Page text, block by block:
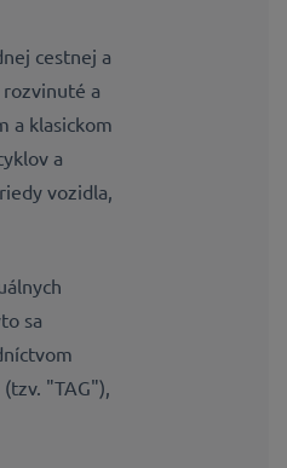
cestnej a
a
a klasickom
a
vozidla,
sa
"TAG"),